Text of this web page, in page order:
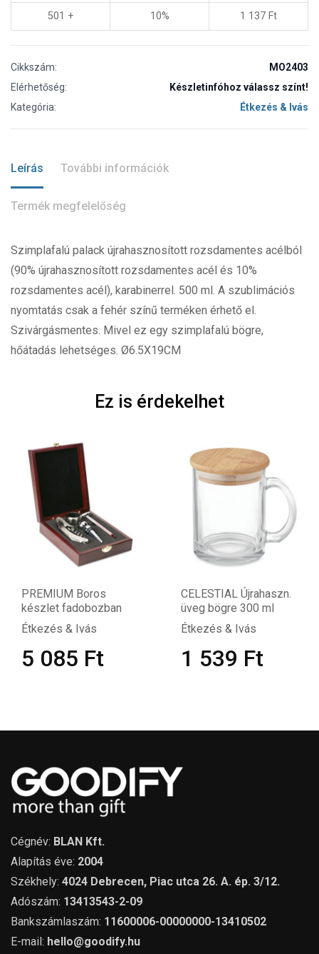
501 + 10% 1 137 Ft
Cikkszám:
MO2403
Elérhetőség:
Készletinfóhoz válassz színt!
Kategória:
Étkezés & Ivás
Leírás További információk
Termék megfelelőség
Szimplafalú palack újrahasznosított rozsdamentes acélból
(90% újrahasznosított rozsdamentes acél és 10%
rozsdamentes acél), karabinerrel. 500 ml. A szublimációs
nyomtatás csak a fehér színű terméken érhető el.
Szivárgásmentes. Mivel ez egy szimplafalú bögre,
hőátadás lehetséges. Ø6.5X19CM
Ez is érdekelhet
PREMIUM Boros
készlet fadobozban
Étkezés & Ivás
5 085 Ft
CELESTIAL Újrahaszn.
üveg bögre 300 ml
Étkezés & Ivás
1 539 Ft
Cégnév: BLAN Kft.
Alapítás éve: 2004
Székhely: 4024 Debrecen, Piac utca 26. A. ép. 3/12.
Adószám: 13413543-2-09
Bankszámlaszám: 11600006-00000000-13410502
E-mail: hello@goodify.hu